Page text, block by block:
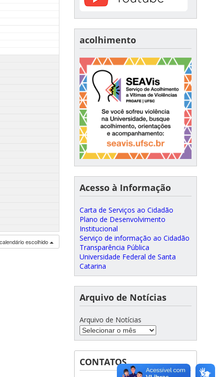
escolhido
acolhimento
Acesso à Informação
Carta de Serviços ao Cidadão
Plano de Desenvolvimento
Institucional
Serviço de informação ao Cidadão
Transparência Pública
Universidade Federal de Santa
Catarina
Arquivo de Notícias
Arquivo de Notícias
CONTATOS